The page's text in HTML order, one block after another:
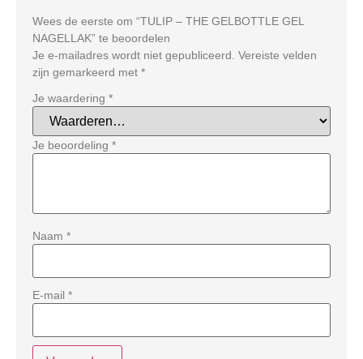
Wees de eerste om “TULIP – THE GELBOTTLE GEL
NAGELLAK” te beoordelen
Je e-mailadres wordt niet gepubliceerd. Vereiste velden
zijn gemarkeerd met *
Je waardering *
Je beoordeling *
Naam *
E-mail *